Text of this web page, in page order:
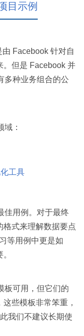
目示例
Facebook 针对自
。但是 Facebook 并
多种业务组合的公
：
工具
佳用例。对于最终
格式来理解数据要点
等用例中更是如
板可用，但它们的
些模板非常笨重，
我们不建议长期使